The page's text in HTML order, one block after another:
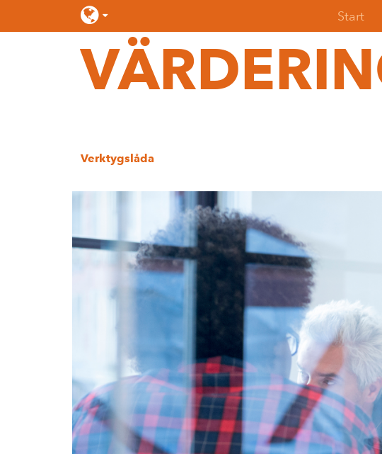
Språk:
English
Start
Verktygslåda